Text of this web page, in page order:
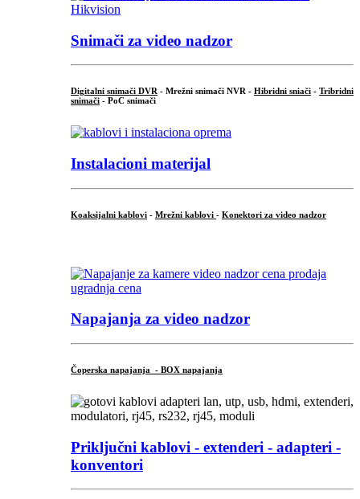
Snimači za video nadzor
Digitalni snimači DVR - Mrežni snimači NVR - Hibridni sniači - Tribridni
snimači - PoC snimači
Instalacioni materijal
Koaksijalni kablovi - Mrežni kablovi - Konektori za video nadzor
Napajanja za video nadzor
Čoperska napajanja - BOX napajanja
Priključni kablovi - extenderi - adapteri -
konventori